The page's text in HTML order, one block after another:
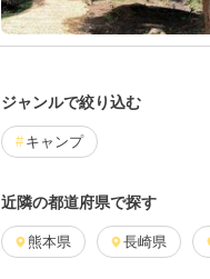
ジャンルで絞り込む
キャンプ
近隣の都道府県で探す
熊本県 長崎県